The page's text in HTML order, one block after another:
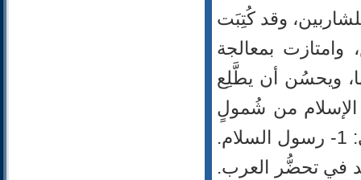
وقد كُتِبَت
بمعالجة
ويحسُن أن يطَّلِع
الإسلام من شُمولٍ
وسماحةٍ، وعدلٍ وحكمةٍ. وتحتوي على أربع مقالات، وهي: 1- رسول السلام.
3- دور النبي محمد في تحضُّر العرب.